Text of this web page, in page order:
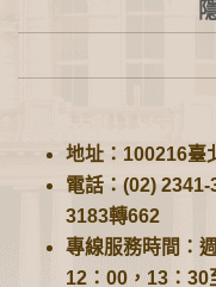
地址：100216臺
電話：(02)
3183轉662
專線服務時間：
12：00，13：30